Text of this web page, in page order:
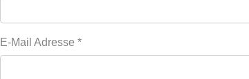
E-Mail Adresse *